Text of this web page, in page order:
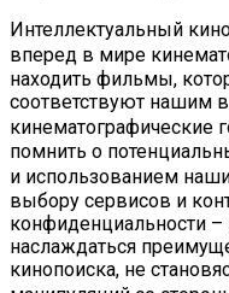
Интеллектуальный
вперед в мире
находить фильмы,
соответствуют нашим
кинематографические
помнить о
и использованием
выбору сервисов и
конфиденциальности
наслаждаться
кинопоиска, не